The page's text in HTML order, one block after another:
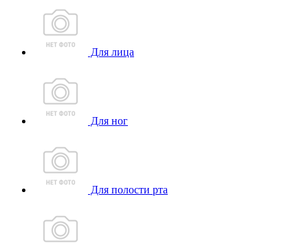
Для лица
Для ног
Для полости рта